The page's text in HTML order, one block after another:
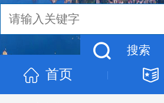
首页 |